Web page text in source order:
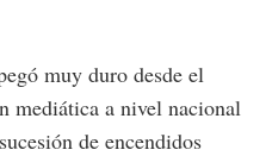
muy duro desde el
mediática a nivel nacional
de encendidos